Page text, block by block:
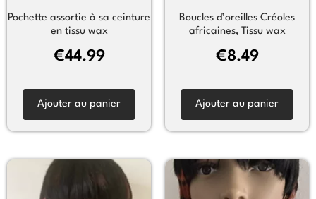
Pochette assortie à sa ceinture
en tissu wax
€44.99
Ajouter au panier
Boucles d’oreilles Créoles
africaines, Tissu wax
€8.49
Ajouter au panier